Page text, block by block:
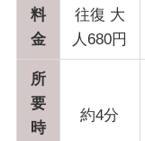
料
金
往復 大
人680円
所
要
時
約4分